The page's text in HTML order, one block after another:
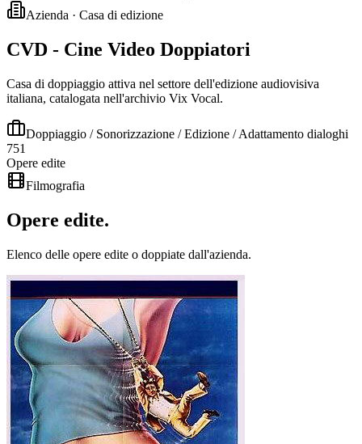
Azienda · Casa di edizione
CVD - Cine Video Doppiatori
Casa di doppiaggio attiva nel settore dell'edizione audiovisiva
italiana, catalogata nell'archivio Vix Vocal.
Doppiaggio / Sonorizzazione / Edizione / Adattamento dialoghi
751
Opere edite
Filmografia
Opere edite.
Elenco delle opere edite o doppiate dall'azienda.